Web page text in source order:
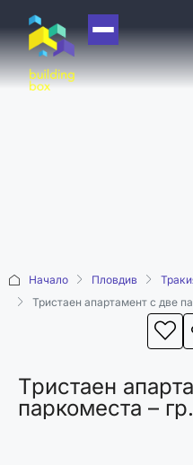
НАЧАЛО
ПРОДАЙ
МАШИНА НА
ВРЕМЕТО
Начало Пловдив
Тристаен апартамент с две
Тристаен
паркоместа –